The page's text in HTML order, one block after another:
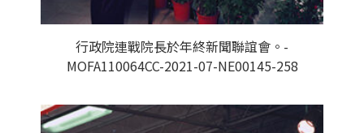
行政院連戰院長於年終新聞聯誼會。-
MOFA110064CC-2021-07-NE00145-258